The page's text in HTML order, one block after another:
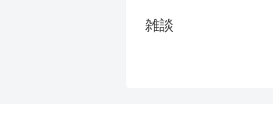
雑談